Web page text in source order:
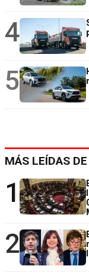
4
5
MÁS LEÍDAS
1
2